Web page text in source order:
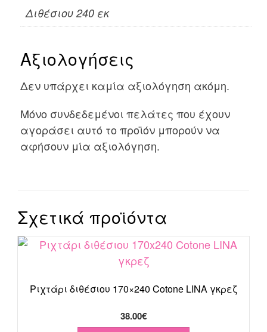
Διθέσιου 240 εκ
Αξιολογήσεις
Δεν υπάρχει καμία αξιολόγηση ακόμη.
Μόνο συνδεδεμένοι πελάτες που έχουν
αγοράσει αυτό το προϊόν μπορούν να
αφήσουν μία αξιολόγηση.
Σχετικά προϊόντα
Ριχτάρι διθέσιου 170×240 Cotone LINA γκρεζ
38.00€